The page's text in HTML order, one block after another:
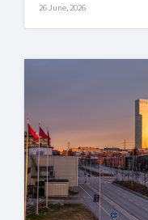
26 June, 2026